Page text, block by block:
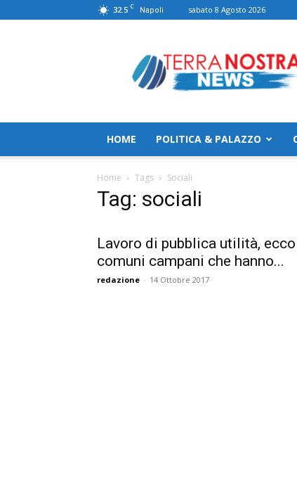
32.5 C Napoli sabato 8 Agosto 2026
HOME POLITICA & PALAZZO
Home Tags Sociali
Tag: sociali
Lavoro di pubblica utilità,
comuni campani che hanno...
redazione - 14 Ottobre 2017